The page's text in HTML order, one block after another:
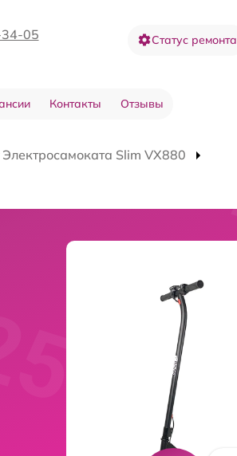
05 Статус ремонта
Контакты Отзывы
Slim VX880